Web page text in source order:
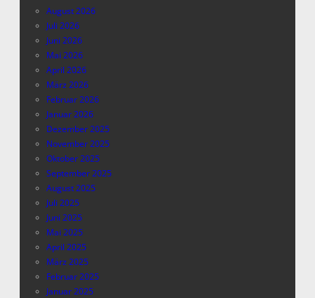
August 2026
Juli 2026
Juni 2026
Mai 2026
April 2026
März 2026
Februar 2026
Januar 2026
Dezember 2025
November 2025
Oktober 2025
September 2025
August 2025
Juli 2025
Juni 2025
Mai 2025
April 2025
März 2025
Februar 2025
Januar 2025